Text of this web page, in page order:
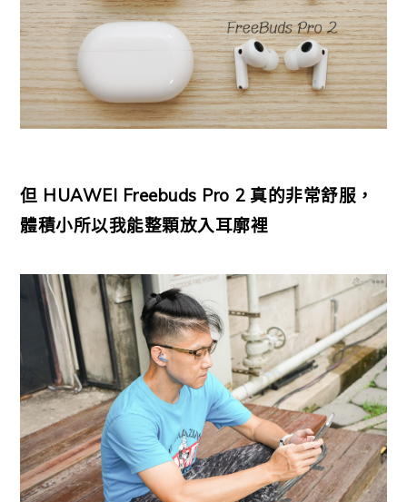
但 HUAWEI Freebuds Pro 2 真的非常舒服，
體積小所以我能整顆放入耳廓裡